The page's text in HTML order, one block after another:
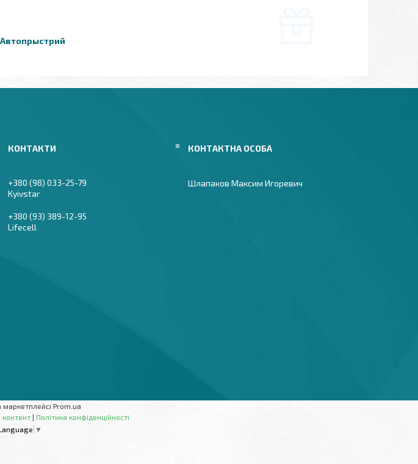
+380 (98) 033-25-79
Kyivstar
+380 (93) 389-12-95
Lifecell
Шлапаков Максим Игоревич
маркетплейсі Prom.ua
| Політика конфіденційності
▼